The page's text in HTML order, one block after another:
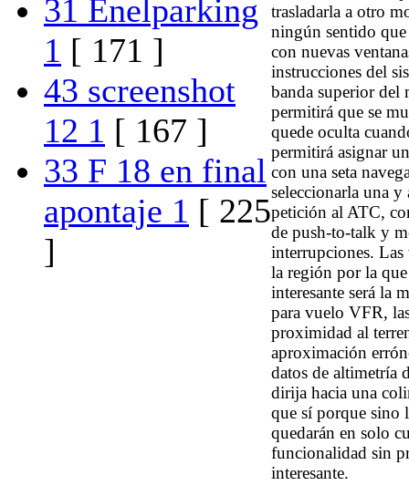
31 Enelparking
1 [ 171 ]
43 screenshot
12 1 [ 167 ]
33 F 18 en final
apontaje 1 [ 225
]
trasladarla a otro
ningún sentido
con nuevas
instrucciones del
banda superior del
permitirá que se
quede oculta
permitirá asignar
con una seta
seleccionarla una
petición al ATC,
de push-to-talk y
interrupciones. Las
la región por la
interesante será la
para vuelo VFR,
proximidad al
aproximación
datos de altimetría
dirija hacia una
que sí porque sino
quedarán en solo
funcionalidad sin
interesante.